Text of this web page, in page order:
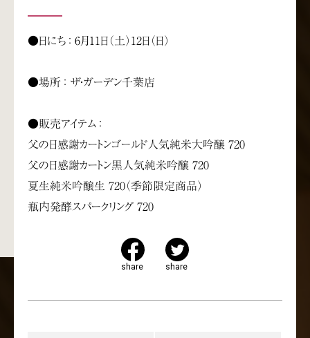
●日にち ： 6月11日（土）12日（日）
●場所 ： ザ・ガーデン千葉店
●販売アイテム ：
父の日感謝カートンゴールド人気純米大吟醸 720
父の日感謝カートン黒人気純米吟醸 720
夏生純米吟醸生 720（季節限定商品）
瓶内発酵スパークリング 720
share share